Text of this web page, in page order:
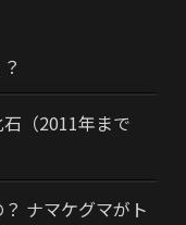
（2011年まで
ナマケグマがト